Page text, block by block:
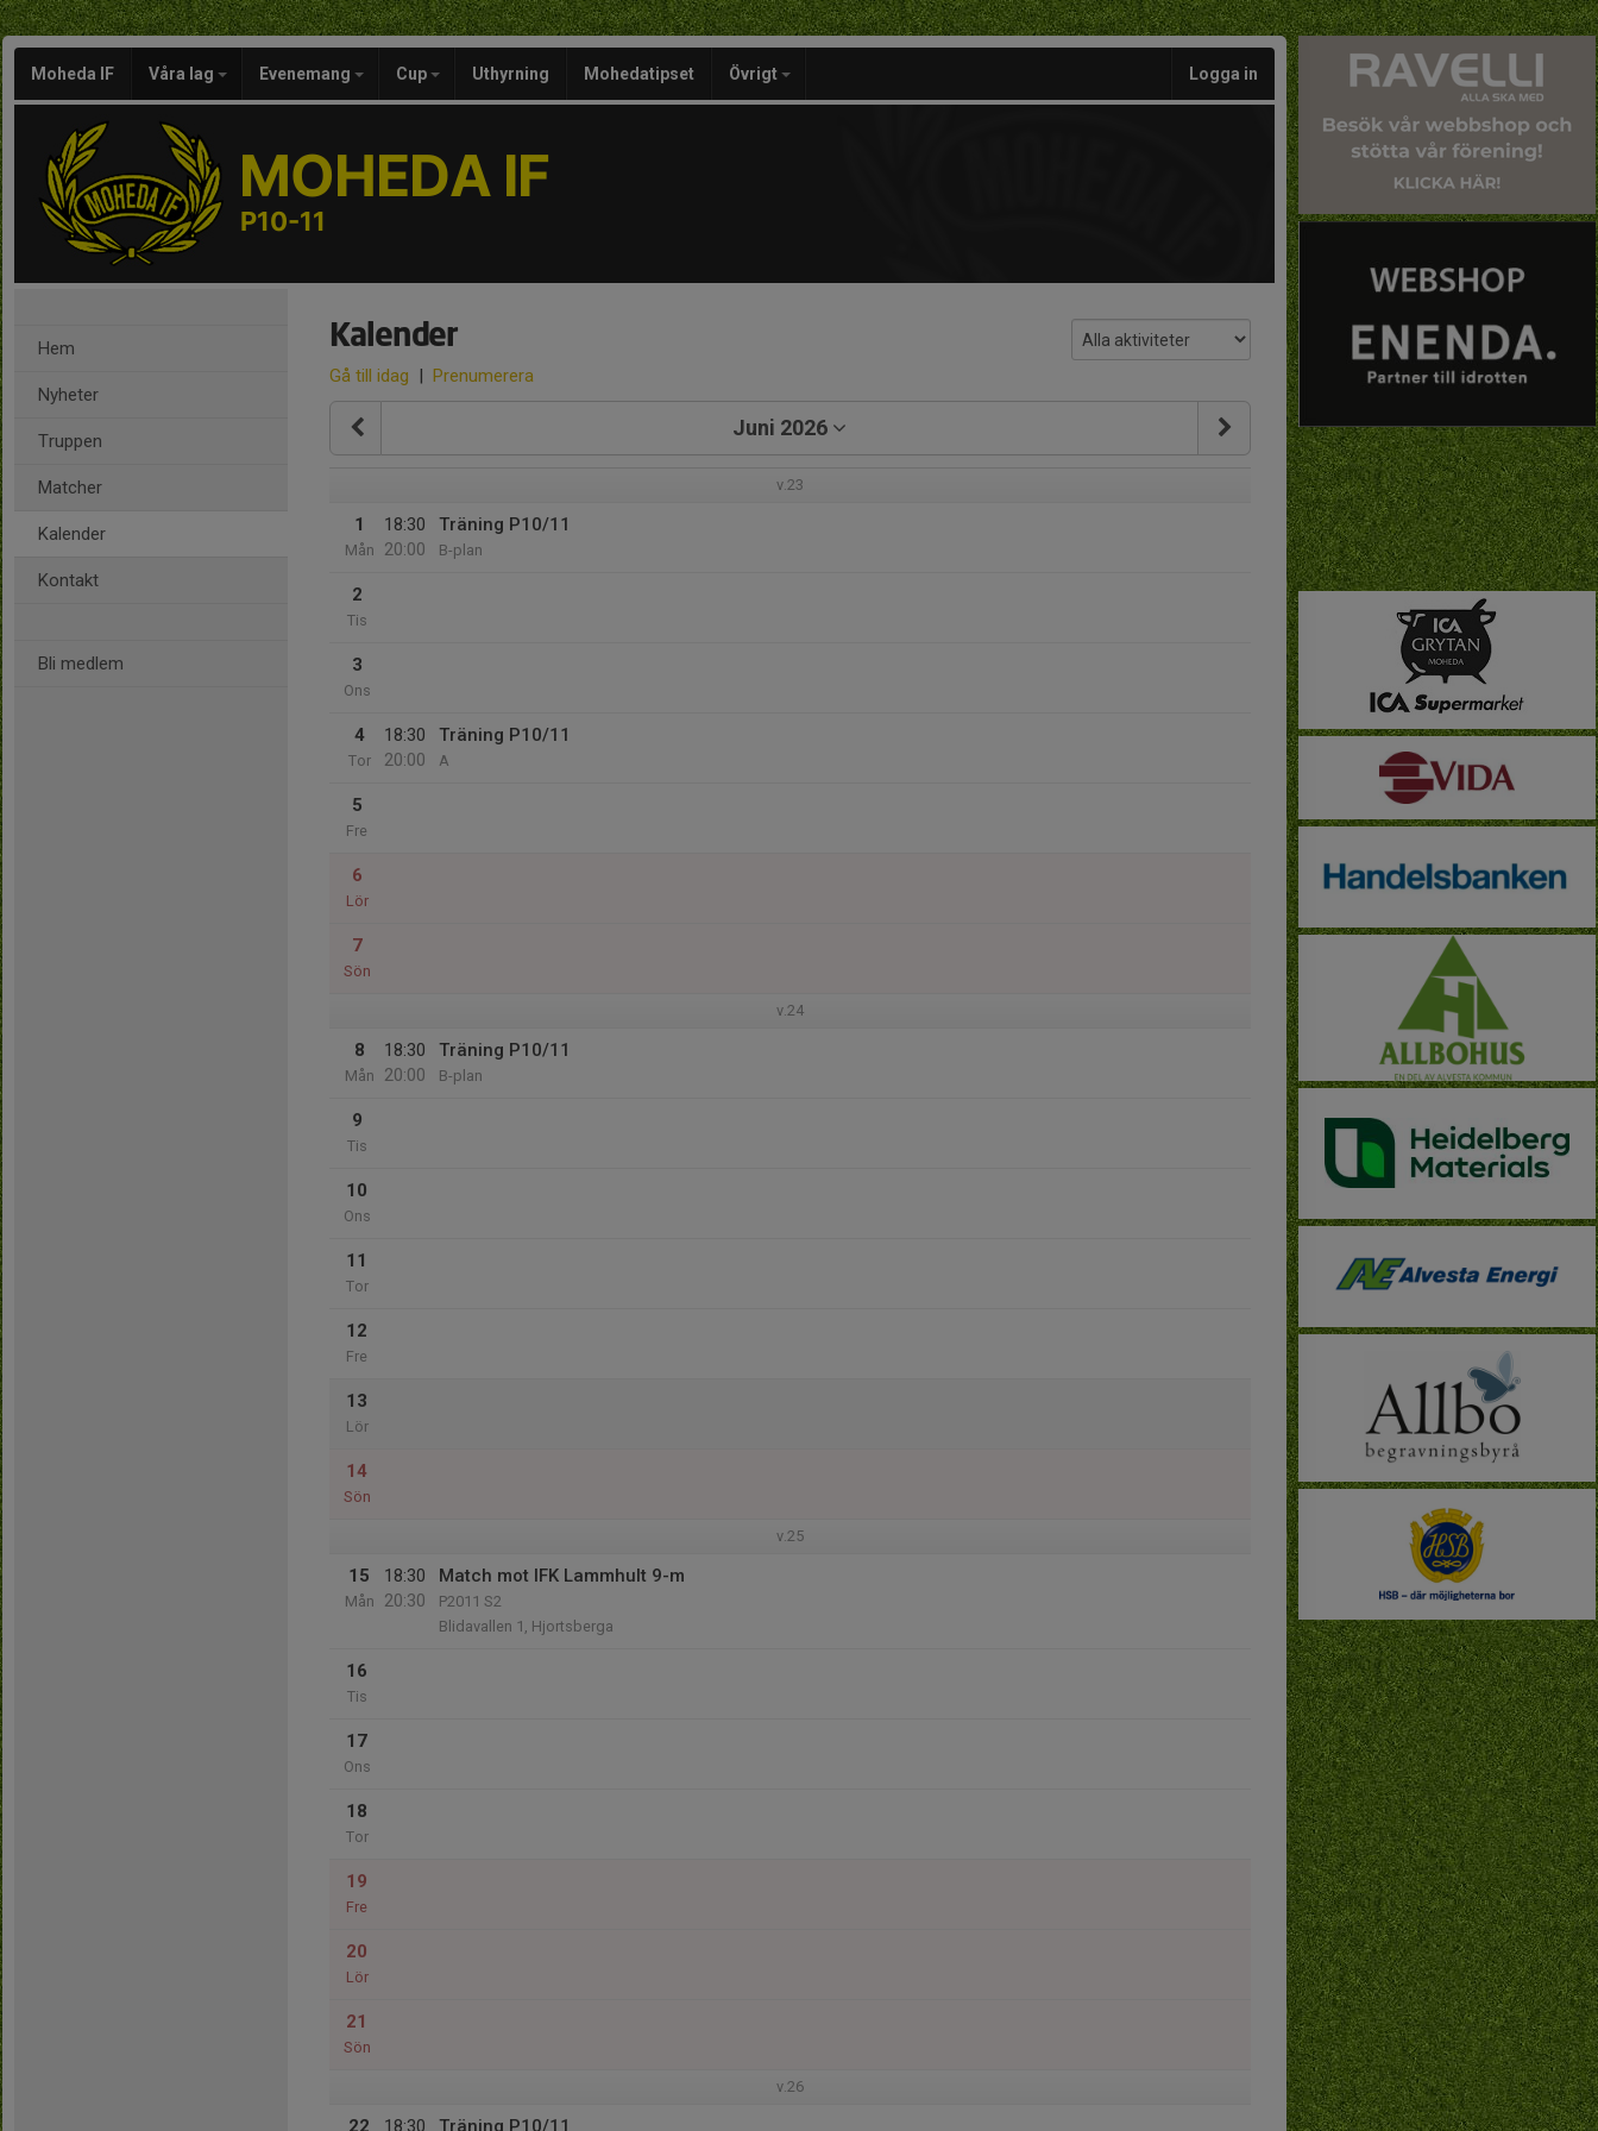
Moheda IF Våra lag Evenemang Cup Uthyrning Mohedatipset Övrigt Logga in
MOHEDA IF
P10-11
Hem
Nyheter
Truppen
Matcher
Kalender
Kontakt
Bli medlem
Kalender
Gå till idag | Prenumerera
Juni 2026
v.23
1
Mån
18:30
20:00
Träning P10/11
B-plan
2
Tis
3
Ons
4
Tor
18:30
20:00
Träning P10/11
A
5
Fre
6
Lör
7
Sön
v.24
8
Mån
18:30
20:00
Träning P10/11
B-plan
9
Tis
10
Ons
11
Tor
12
Fre
13
Lör
14
Sön
v.25
15
Mån
18:30
20:30
Match mot IFK Lammhult 9-m
P2011 S2
Blidavallen 1, Hjortsberga
16
Tis
17
Ons
18
Tor
19
Fre
20
Lör
21
Sön
v.26
22 18:30 Träning P10/11